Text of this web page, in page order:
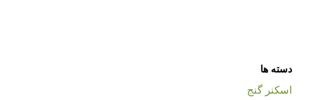
دسته ها
اسکنر گنج